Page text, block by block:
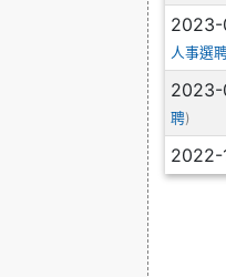
人事選
聘)